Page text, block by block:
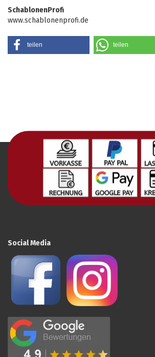
SchablonenProfi
www.schablonenprofi.de
teilen teilen
Social Media